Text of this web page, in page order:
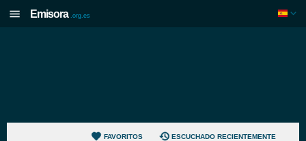
Emisora .org.es
FAVORITOS ESCUCHADO RECIENTEMENTE